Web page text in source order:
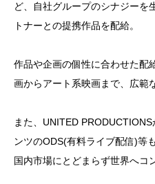
ど、自社グループのシナジーを
トナーとの提携作品を配給。
作品や企画の個性に合わせた配
画からアート系映画まで、広範
また、UNITED
ンツのODS(有料ライブ配信)等も
国内市場にとどまらず世界へコ